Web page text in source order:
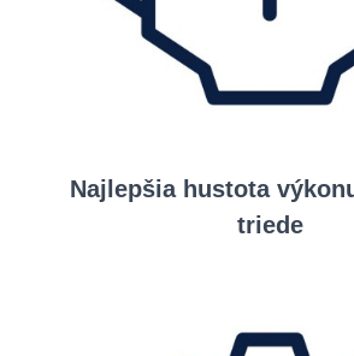
Najlepšia hustota
triede